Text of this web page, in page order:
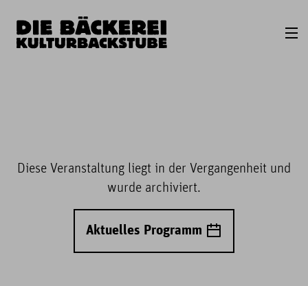
Diese Veranstaltung liegt in der Vergangenheit und
wurde archiviert.
Aktuelles Programm